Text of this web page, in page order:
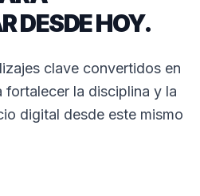
DESDE HOY.
clave convertidos en
fortalecer la disciplina y la
digital desde este mismo